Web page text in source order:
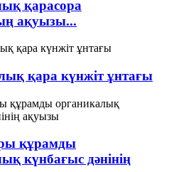
қарасора
ақуызы...
қара күнжіт ұнтағы
құрамды
күнбағыс дәнінің